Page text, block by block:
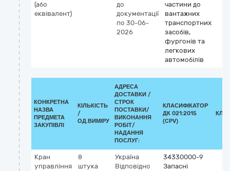
(або
еквівалент)
до
документації
по 30-06-
2026
частини до
вантажних
транспортних
засобів,
фургонів та
легкових
автомобілів
КОНКРЕТНА
НАЗВА
ПРЕДМЕТА
ЗАКУПІВЛІ
КІЛЬКІСТЬ
/
ОД.ВИМІРУ
АДРЕСА
ДОСТАВКИ /
СТРОК
ПОСТАВКИ/
ВИКОНАННЯ
РОБІТ/
НАДАННЯ
ПОСЛУГ:
КЛАСИФІКАТОР
ДК 021:2015
(CPV)
Кран
управління
8
штука
Україна
Відповідно
34330000-9
Запасні